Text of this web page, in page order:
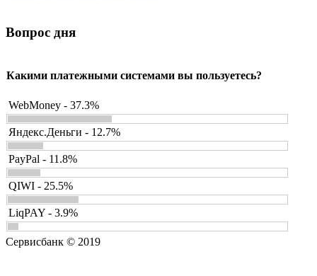
Вопрос дня
Какими платежными системами вы пользуетесь?
WebMoney - 37.3%
Яндекс.Деньги - 12.7%
PayPal - 11.8%
QIWI - 25.5%
LiqPAY - 3.9%
Сервисбанк © 2019